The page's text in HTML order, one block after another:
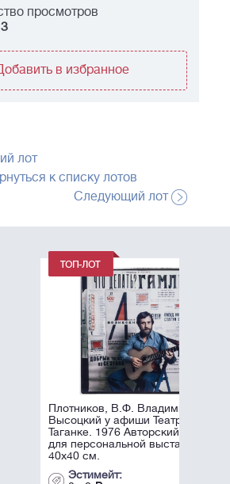
просмотров
в избранное
лот
к списку лотов
Следующий лот
В.Ф. Владимир
у афиши Театра на
1976 Авторский отпечаток
выставки. -